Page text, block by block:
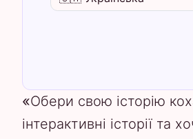
«Обери свою історію
інтерактивні історії та